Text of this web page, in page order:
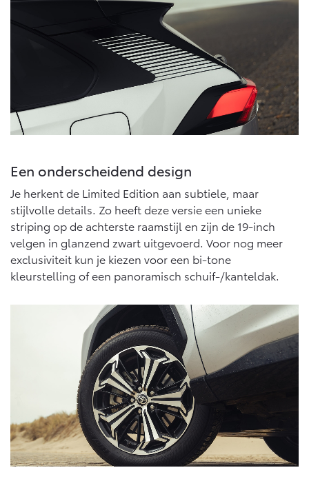
Vanaf € 39.995,-
bZ4X Touring
BATTERIJ-ELEKTRISCH
Vanaf € 48.995,-
Mirai
Vanaf € 76.695,-
Proace City (excl. BTW)
OOK ALS BATTERIJ-
ELEKTRISCH
Vanaf € 27.945,-
Proace (excl. BTW)
OOK ALS BATTERIJ-
Vanaf € 37.500,-
Proace Verso
BATTERIJ-ELEKTRISCH
Vanaf € 55.950,-
Navigatie updates
Een onderscheidend design
Je herkent de Limited Edition aan subtiele, maar
stijlvolle details. Zo heeft deze versie een unieke
striping op de achterste raamstijl en zijn de 19-inch
velgen in glanzend zwart uitgevoerd. Voor nog meer
exclusiviteit kun je kiezen voor een bi-tone
kleurstelling of een panoramisch schuif-/kanteldak.